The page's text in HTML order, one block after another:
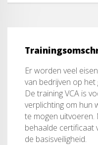
Er worden veel
van bedrijven op het
De training VCA is
verplichting om hun
te mogen
behaalde certificaat
de basisveiligheid.